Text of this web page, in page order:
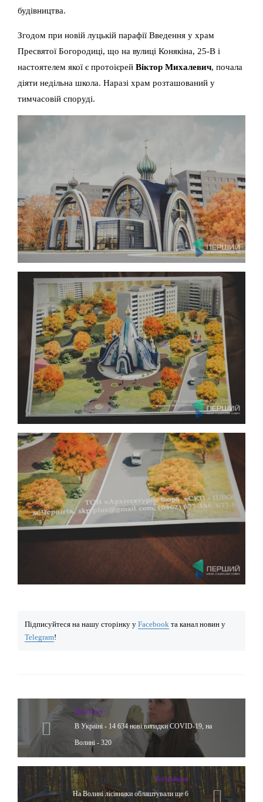
будівництва.
Згодом при новій луцькій парафії Введення у храм
Пресвятої Богородиці, що на вулиці Конякіна, 25-В і
настоятелем якої є протоієрей Віктор Михалевич, почала
діяти недільна школа. Наразі храм розташований у
тимчасовій споруді.
Підписуйтеся на нашу сторінку у Facebook та канал новин у
Telegram!
Hot News
В Україні - 14 634 нові випадки COVID-19, на
Волині - 320
Yсі новини
На Волині лісівники облаштували ще 6